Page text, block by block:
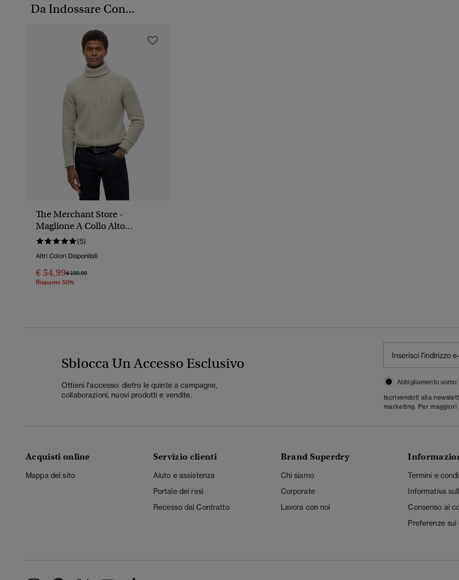
Da Indossare Con...
The Merchant Store -
Maglione A Collo Alto
Testurizzato
(5)
Altri Colori Disponibili
€ 54,99Prezzo Ridotto Da
€ 109,99A
Risparmi 50%
Sblocca Un Accesso Esclusivo
Ottieni l'accesso: dietro le quinte a campagne,
collaborazioni, nuovi prodotti e vendite.
Abbigliamento uomo
Iscrivendoti alla
marketing. Per
Acquisti online
Mappa del sito
Servizio clienti
Aiuto e assistenza
Portale dei resi
Recesso dal Contratto
Brand Superdry
Chi siamo
Corporate
Lavora con noi
Termini e
Informativa
Consenso ai
Preferenze